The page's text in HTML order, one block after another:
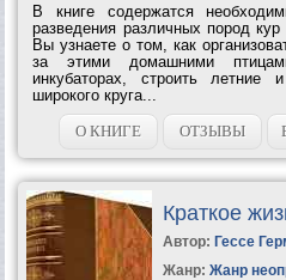
В книге содержатся
разведения различных пород кур
Вы узнаете о том, как
за этими домашними
инкубаторах, строить
широкого круга...
О КНИГЕ
ОТЗЫВЫ
Краткое
Автор: Гессе
Жанр: Жанр